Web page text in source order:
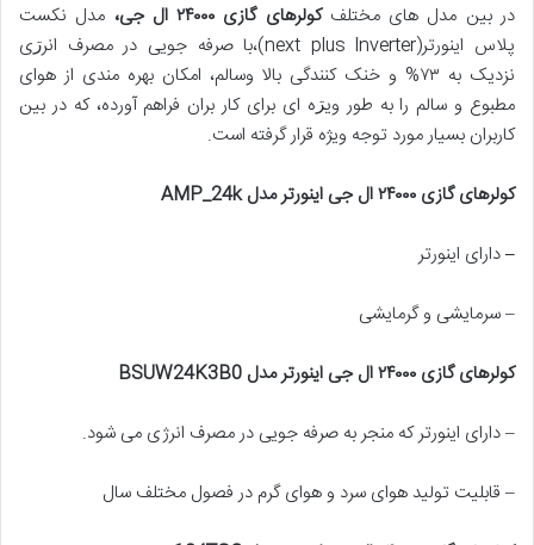
در بین مدل های مختلفکولرهای گازی ۲۴۰۰۰ ال جی،
مدل نکست
پلاس اینورتر(next plus lnverter)،با صرفه جویی در مصرف انرڗی
نزدیک به ۷۳% و خنک کنندگی بالا وسالم، امکان بهره مندی از هوای
مطبوع و سالم را به طور ویڗه ای برای کار بران فراهم آورده، که در بین
کاربران بسیار مورد توجه ویژه قرار گرفته است.
کولرهای گازی ۲۴۰۰۰ ال جی اینورتر مدل
AMP_24k
–دارای اینورتر
– سرمایشی و گرمایشی
کولرهای گازی ۲۴۰۰۰ ال جی اینورتر مدل
BSUW24K3B0
– دارای اینورتر که منجر به صرفه جویی در مصرف انرژی می شود.
– قابلیت تولید هوای سرد و هوای گرم در فصول مختلف سال